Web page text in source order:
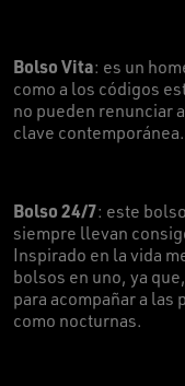
Bolso Vita: es un
como a los códigos
no pueden renunciar
clave contemporánea.
Bolso 24/7: este
siempre llevan
Inspirado en la vida
bolsos en uno, ya
para acompañar a las
como nocturnas.